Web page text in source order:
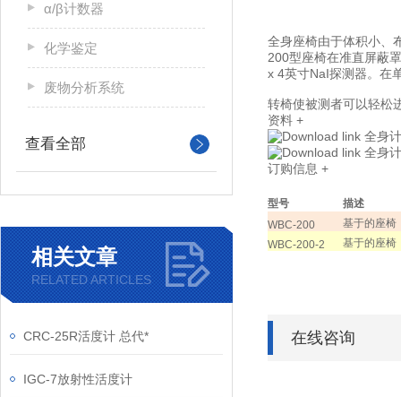
α/β计数器
化学鉴定
废物分析系统
查看全部
相关文章
RELATED ARTICLES
CRC-25R活度计 总代*
IGC-7放射性活度计
全身座椅由于体积小、
200型座椅在准直屏蔽
x 4英寸NaI探测器。在
转椅使被测者可以轻松
资料 +
全身
全身
订购信息 +
型号
描述
WBC-200
基于的座椅
WBC-200-2
基于的座椅
在线咨询